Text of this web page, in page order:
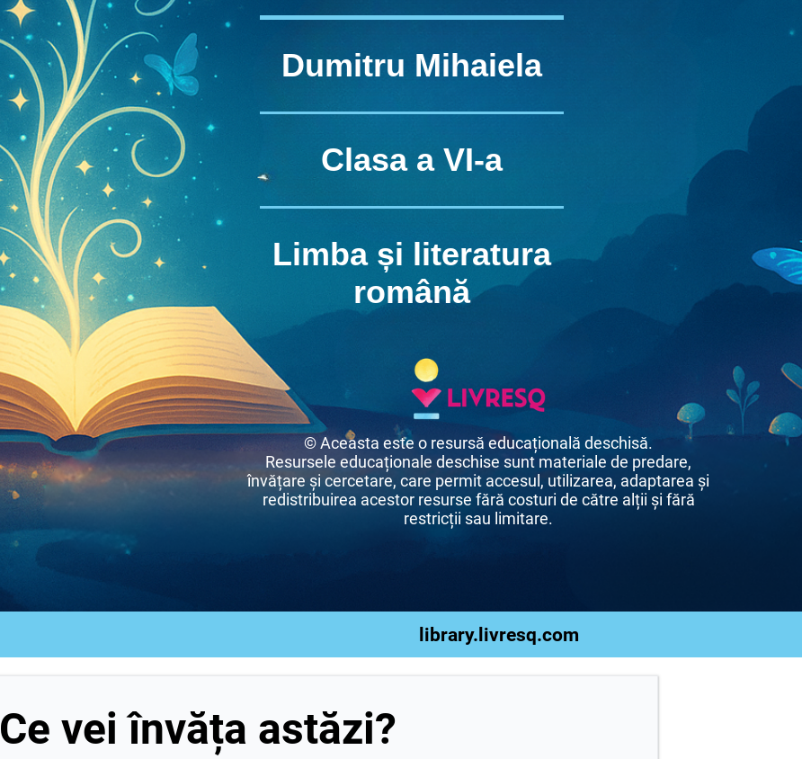
Dumitru Mihaiela
Clasa a VI-a
Limba și literatura
română
© Aceasta este o resursă educațională deschisă.
Resursele educaționale deschise sunt materiale de predare,
învățare și cercetare, care permit accesul, utilizarea, adaptarea și
redistribuirea acestor resurse fără costuri de către alții și fără
restricții sau limitare.
library.livresq.com
Ce vei învăța astăzi?